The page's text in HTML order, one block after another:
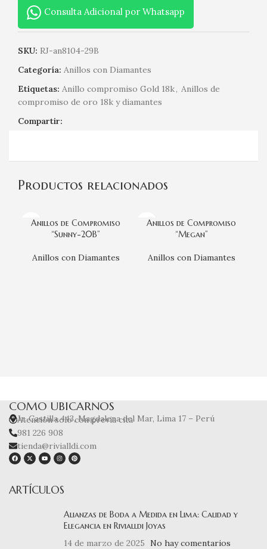
Consulta Adicional por Whatsapp
SKU: RJ-an8104-29B
Categoría: Anillos con Diamantes
Etiquetas: Anillo compromiso Gold 18k, Anillos de
compromiso de oro 18k y diamantes
Compartir:
Productos relacionados
Anillos de Compromiso
“Sunny-20B”
Anillos con Diamantes
Anillos de Compromiso
“Megan”
Anillos con Diamantes
COMO UBICARNOS
Jr. Castilla 443, Magdalena del Mar, Lima 17 – Perú
Atención solo con previa cita
981 226 908
tienda@rivialldi.com
ARTÍCULOS
Alianzas de Boda a Medida en Lima: Calidad y
Elegancia en Rivialldi Joyas
14 de marzo de 2025
No hay comentarios